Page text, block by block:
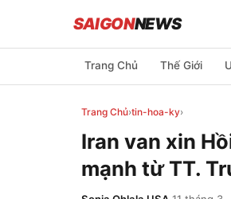
SAIGONNEWS
Trang Chủ Thế Giới
Trang Chủ›tin-hoa-ky›
Iran van xin
mạnh từ TT.